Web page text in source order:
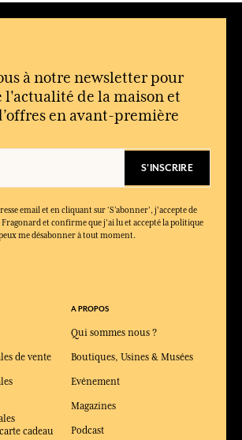
à notre newsletter pour
l'actualité de la maison et
en avant-première
S'INSCRIRE
email et en cliquant sur ‘S’abonner’, j'accepte de
Fragonard et confirme que j'ai lu et accepté la politique
me désabonner à tout moment.
de vente
cadeau
A PROPOS
Qui sommes nous ?
Boutiques, Usines & Musées
Evénement
Magazines
Podcast